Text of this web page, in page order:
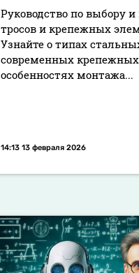
Руководство по выбору
тросов и крепежных
Узнайте о типах
современных крепежных
особенностях монтажа...
14:13 13 февраля 2026